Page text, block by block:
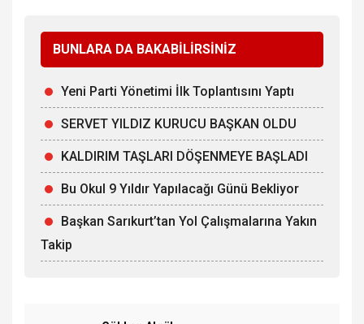
BUNLARA DA BAKABİLİRSİNİZ
Yeni Parti Yönetimi İlk Toplantısını Yaptı
SERVET YILDIZ KURUCU BAŞKAN OLDU
KALDIRIM TAŞLARI DÖŞENMEYE BAŞLADI
Bu Okul 9 Yıldır Yapılacağı Günü Bekliyor
Başkan Sarıkurt’tan Yol Çalışmalarına Yakın
Takip